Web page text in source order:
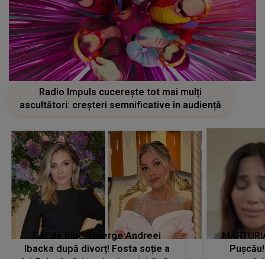
Radio Impuls cucerește tot mai mulți
ascultători: creșteri semnificative în audiență
Cât de bine îi merge Andreei
Ibacka după divorț! Fosta soție a